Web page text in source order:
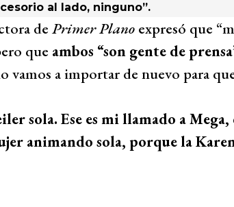
al lado, ninguno”.
de Primer Plano expresó que
que ambos “son gente de
vamos a importar de nuevo para
sola. Ese es mi llamado a
animando sola, porque la